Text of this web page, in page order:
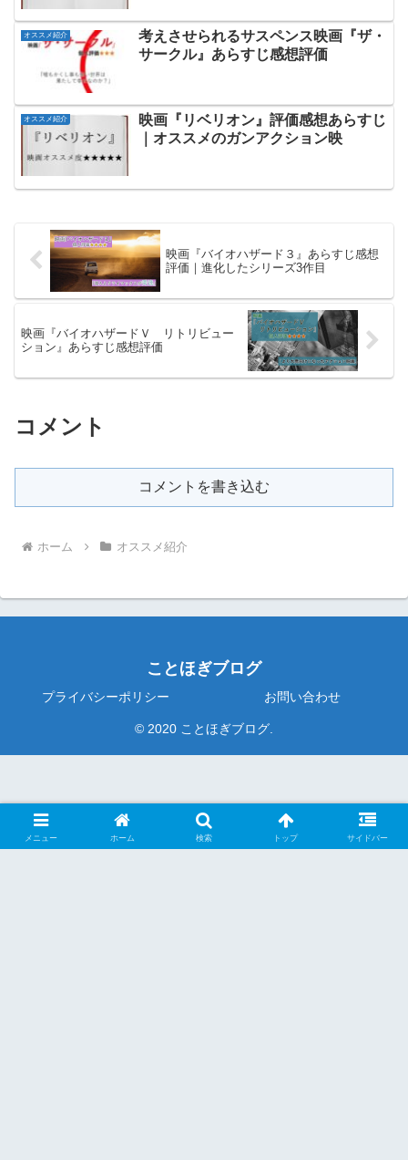
オススメ紹介
考えさせられるサスペンス映画『ザ・
サークル』あらすじ感想評価
オススメ紹介
映画『リベリオン』評価感想あらすじ
｜オススメのガンアクション映
映画『バイオハザード３』あらすじ感想
評価｜進化したシリーズ3作目
映画『バイオハザードＶ リトリビュー
ション』あらすじ感想評価
コメント
コメントを書き込む
ホーム オススメ紹介
ことほぎブログ
プライバシーポリシー お問い合わせ
© 2020 ことほぎブログ.
メニュー ホーム 検索 トップ サイドバー